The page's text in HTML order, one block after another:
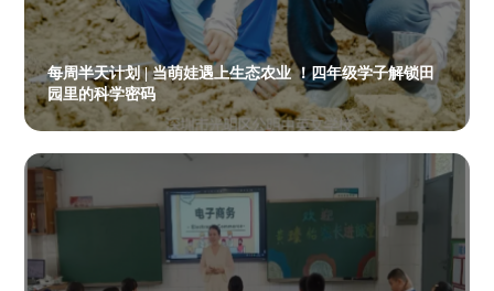
每周半天计划 | 当萌娃遇上生态农业 ！四年级学子解锁田
园里的科学密码